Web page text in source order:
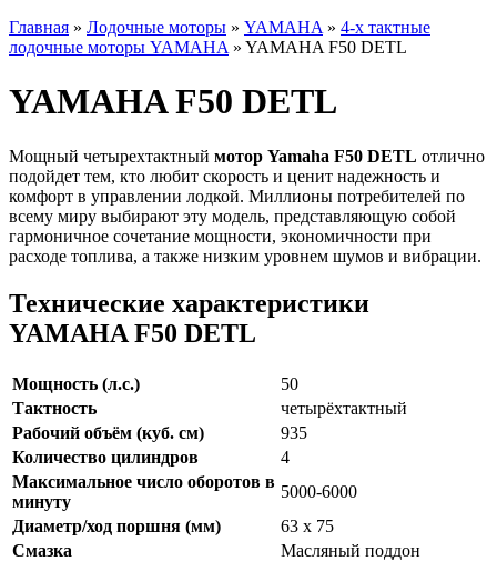
Главная » Лодочные моторы » YAMAHA » 4-x тактные
лодочные моторы YAMAHA » YAMAHA F50 DETL
YAMAHA F50 DETL
Мощный четырехтактный мотор Yamaha F50 DETL отлично
подойдет тем, кто любит скорость и ценит надежность и
комфорт в управлении лодкой. Миллионы потребителей по
всему миру выбирают эту модель, представляющую собой
гармоничное сочетание мощности, экономичности при
расходе топлива, а также низким уровнем шумов и вибрации.
Технические характеристики
YAMAHA F50 DETL
Мощность (л.с.)
50
Тактность
четырёхтактный
Рабочий объём (куб. см)
935
Количество цилиндров
4
Максимальное число оборотов в
минуту
5000-6000
Диаметр/ход поршня (мм)
63 x 75
Смазка
Масляный поддон